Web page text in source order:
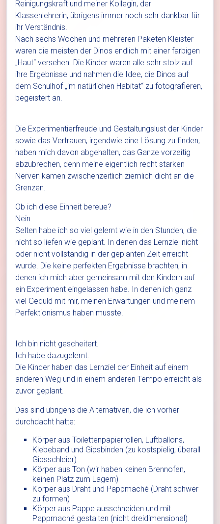
Reinigungskraft und meiner Kollegin, der
Klassenlehrerin, übrigens immer noch sehr dankbar für
ihr Verständnis.
Nach sechs Wochen und mehreren Paketen Kleister
waren die meisten der Dinos endlich mit einer farbigen
„Haut“ versehen. Die Kinder waren alle sehr stolz auf
ihre Ergebnisse und nahmen die Idee, die Dinos auf
dem Schulhof „im natürlichen Habitat“ zu fotografieren,
begeistert an.
Die Experimentierfreude und Gestaltungslust der Kinder
sowie das Vertrauen, irgendwie eine Lösung zu finden,
haben mich davon abgehalten, das Ganze vorzeitig
abzubrechen, denn meine eigentlich recht starken
Nerven kamen zwischenzeitlich ziemlich dicht an die
Grenzen.
Ob ich diese Einheit bereue?
Nein.
Selten habe ich so viel gelernt wie in den Stunden, die
nicht so liefen wie geplant. In denen das Lernziel nicht
oder nicht vollständig in der geplanten Zeit erreicht
wurde. Die keine perfekten Ergebnisse brachten, in
denen ich mich aber gemeinsam mit den Kindern auf
ein Experiment eingelassen habe. In denen ich ganz
viel Geduld mit mir, meinen Erwartungen und meinem
Perfektionismus haben musste.
Ich bin nicht gescheitert.
Ich habe dazugelernt.
Die Kinder haben das Lernziel der Einheit auf einem
anderen Weg und in einem anderen Tempo erreicht als
zuvor geplant.
Das sind übrigens die Alternativen, die ich vorher
durchdacht hatte:
Körper aus Toilettenpapierrollen, Luftballons,
Klebeband und Gipsbinden (zu kostspielig, überall
Gipsschleier)
Körper aus Ton (wir haben keinen Brennofen,
keinen Platz zum Lagern)
Körper aus Draht und Pappmaché (Draht schwer
zu formen)
Körper aus Pappe ausschneiden und mit
Pappmaché gestalten (nicht dreidimensional)